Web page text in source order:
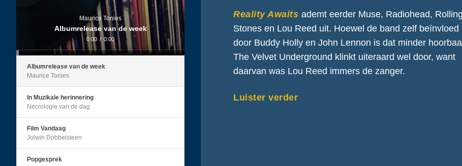
Maurice Tonies
Albumrelease van de week
0:00 / 0:00
Albumrelease van de week
Maurice Tonies
In Muzikale herinnering
Necrologie van de dag
Film Vandaag
Jolwin Dobbelsteen
Popgesprek
Reality Awaits ademt eerder Muse, Radiohead, Rolling
Stones en Lou Reed uit. Hoewel de band zelf beïnvloed
door Buddy Holly en John Lennon is dat minder
The Velvet Underground klinkt uiteraard wel door, want
daarvan was Lou Reed immers de zanger.
Luister verder